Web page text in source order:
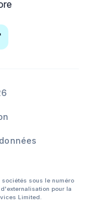
sous le numéro
pour la
Limited.